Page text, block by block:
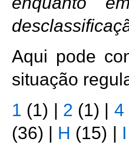
Aqui pode
situação
1 (1) | 2 (1) | 4
(36) | H (15) | I